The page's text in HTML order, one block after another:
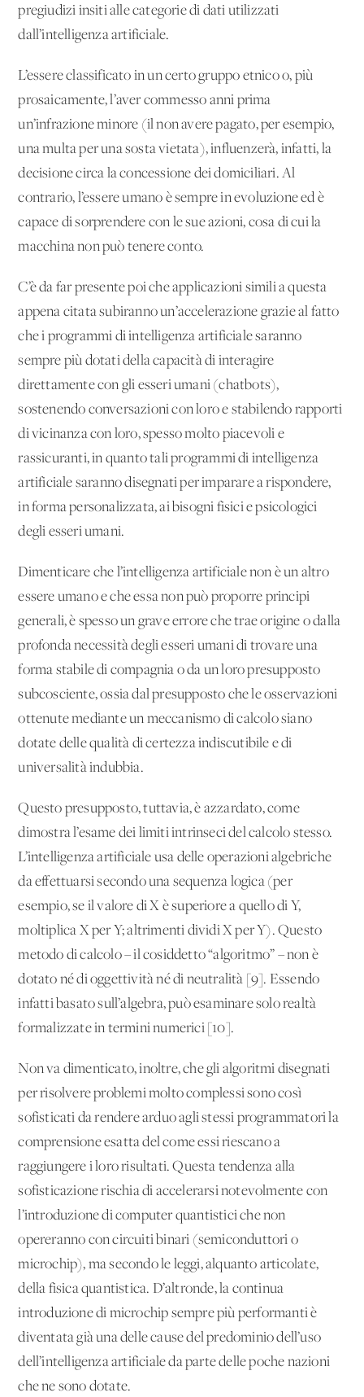
pregiudizi insiti alle categorie di dati utilizzati
dall’intelligenza artificiale.
L’essere classificato in un certo gruppo etnico o, più
prosaicamente, l’aver commesso anni prima
un’infrazione minore (il non avere pagato, per esempio,
una multa per una sosta vietata), influenzerà, infatti, la
decisione circa la concessione dei domiciliari. Al
contrario, l’essere umano è sempre in evoluzione ed è
capace di sorprendere con le sue azioni, cosa di cui la
macchina non può tenere conto.
C’è da far presente poi che applicazioni simili a questa
appena citata subiranno un’accelerazione grazie al fatto
che i programmi di intelligenza artificiale saranno
sempre più dotati della capacità di interagire
direttamente con gli esseri umani (chatbots),
sostenendo conversazioni con loro e stabilendo rapporti
di vicinanza con loro, spesso molto piacevoli e
rassicuranti, in quanto tali programmi di intelligenza
artificiale saranno disegnati per imparare a rispondere,
in forma personalizzata, ai bisogni fisici e psicologici
degli esseri umani.
Dimenticare che l’intelligenza artificiale non è un altro
essere umano e che essa non può proporre principi
generali, è spesso un grave errore che trae origine o dalla
profonda necessità degli esseri umani di trovare una
forma stabile di compagnia o da un loro presupposto
subcosciente, ossia dal presupposto che le osservazioni
ottenute mediante un meccanismo di calcolo siano
dotate delle qualità di certezza indiscutibile e di
universalità indubbia.
Questo presupposto, tuttavia, è azzardato, come
dimostra l’esame dei limiti intrinseci del calcolo stesso.
L’intelligenza artificiale usa delle operazioni algebriche
da effettuarsi secondo una sequenza logica (per
esempio, se il valore di X è superiore a quello di Y,
moltiplica X per Y; altrimenti dividi X per Y). Questo
metodo di calcolo – il cosiddetto “algoritmo” – non è
dotato né di oggettività né di neutralità [9]. Essendo
infatti basato sull’algebra, può esaminare solo realtà
formalizzate in termini numerici [10].
Non va dimenticato, inoltre, che gli algoritmi disegnati
per risolvere problemi molto complessi sono così
sofisticati da rendere arduo agli stessi programmatori la
comprensione esatta del come essi riescano a
raggiungere i loro risultati. Questa tendenza alla
sofisticazione rischia di accelerarsi notevolmente con
l’introduzione di computer quantistici che non
opereranno con circuiti binari (semiconduttori o
microchip), ma secondo le leggi, alquanto articolate,
della fisica quantistica. D’altronde, la continua
introduzione di microchip sempre più performanti è
diventata già una delle cause del predominio dell’uso
dell’intelligenza artificiale da parte delle poche nazioni
che ne sono dotate.